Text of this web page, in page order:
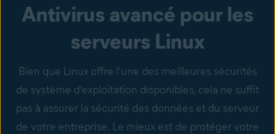
Antivirus avancé pour les
serveurs Linux
Bien que Linux offre l'une des meilleures sécurités
de système d'exploitation disponibles, cela ne suffit
pas à assurer la sécurité des données et du serveur
de votre entreprise. Le mieux est de protéger votre